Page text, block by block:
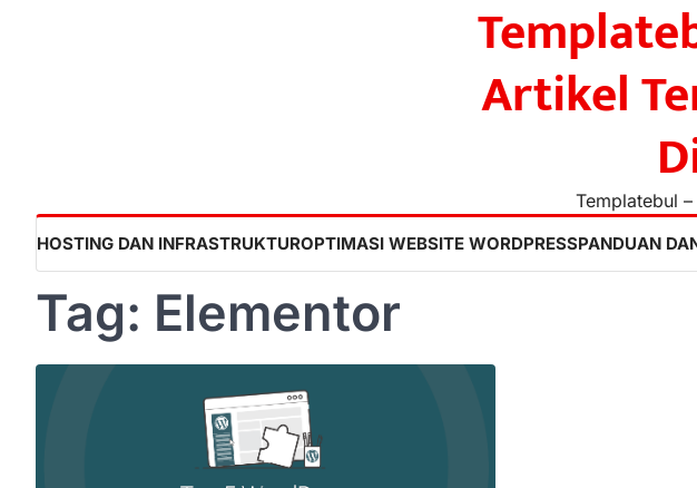
Artikel
Templatebul
HOSTING DAN INFRASTRUKTUROPTIMASI WEBSITE WORDPRESSPANDUAN
Tag: Elementor